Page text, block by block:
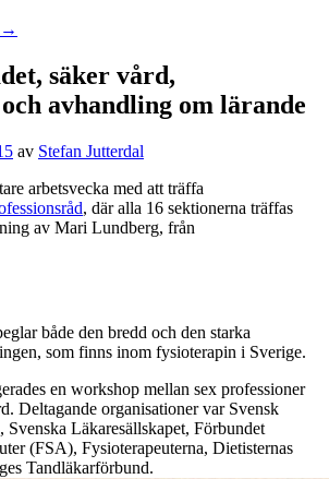
→
säker vård,
avhandling om lärande
av Stefan Jutterdal
arbetsvecka med att träffa
, där alla 16 sektionerna träffas
av Mari Lundberg, från
både den bredd och den starka
som finns inom fysioterapin i Sverige.
en workshop mellan sex professioner
Deltagande organisationer var Svensk
Svenska Läkaresällskapet, Förbundet
(FSA), Fysioterapeuterna, Dietisternas
Tandläkarförbund.